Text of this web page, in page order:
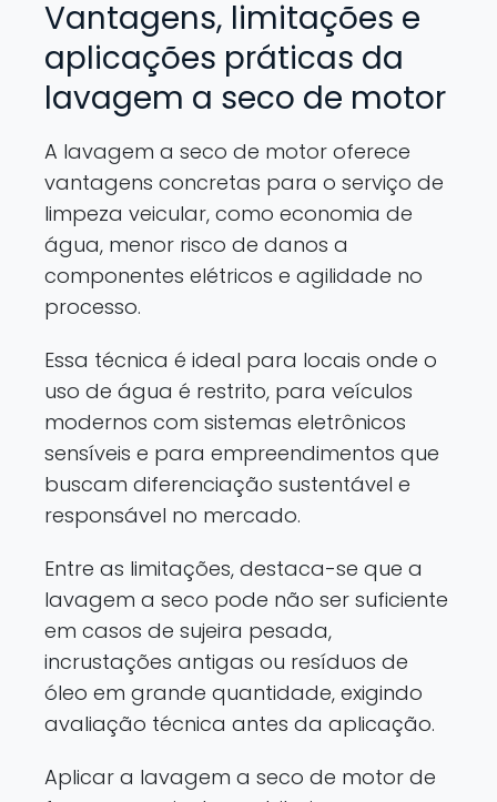
Vantagens, limitações e
aplicações práticas da
lavagem a seco de motor
A lavagem a seco de motor oferece
vantagens concretas para o serviço de
limpeza veicular, como economia de
água, menor risco de danos a
componentes elétricos e agilidade no
processo.
Essa técnica é ideal para locais onde o
uso de água é restrito, para veículos
modernos com sistemas eletrônicos
sensíveis e para empreendimentos que
buscam diferenciação sustentável e
responsável no mercado.
Entre as limitações, destaca-se que a
lavagem a seco pode não ser suficiente
em casos de sujeira pesada,
incrustações antigas ou resíduos de
óleo em grande quantidade, exigindo
avaliação técnica antes da aplicação.
Aplicar a lavagem a seco de motor de